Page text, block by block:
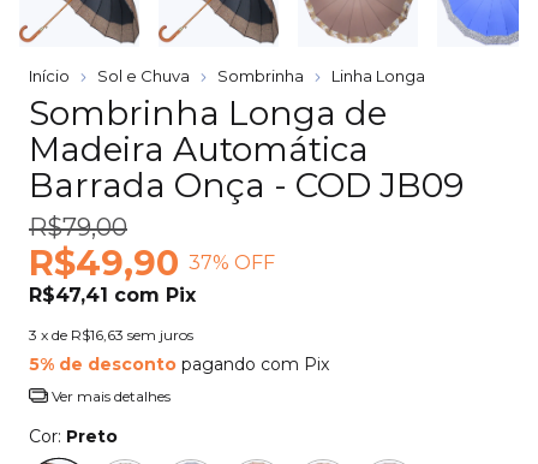
Início Sol e Chuva Sombrinha Linha Longa
Sombrinha Longa de
Madeira Automática
Barrada Onça - COD JB09
R$79,00
R$49,90 37% OFF
R$47,41 com Pix
3 x de R$16,63 sem juros
5% de desconto pagando com Pix
Ver mais detalhes
Cor: Preto